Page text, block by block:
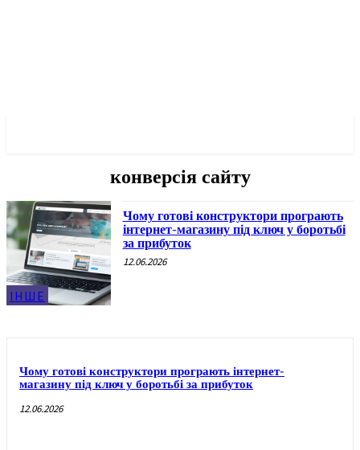
конверсія сайту
ІНШЕ
Чому готові конструктори програють
інтернет-магазину під ключ у боротьбі
за прибуток
12.06.2026
Чому готові конструктори програють інтернет-
магазину під ключ у боротьбі за прибуток
12.06.2026